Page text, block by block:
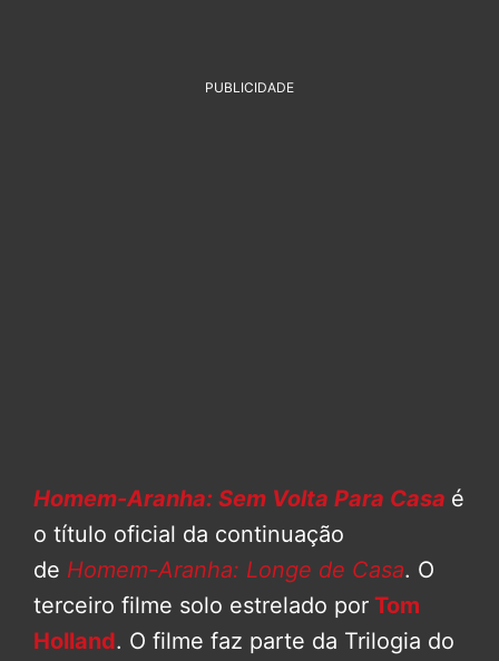
PUBLICIDADE
Homem-Aranha: Sem Volta Para Casa é
o título oficial da continuação
de Homem-Aranha: Longe de Casa. O
terceiro filme solo estrelado por Tom
Holland. O filme faz parte da Trilogia do